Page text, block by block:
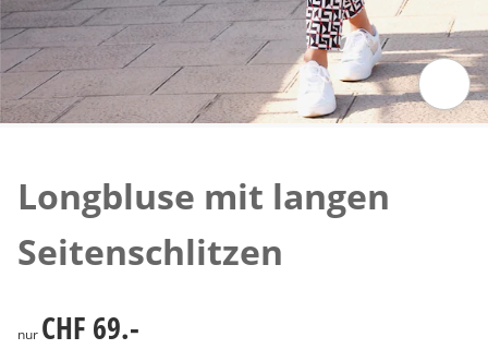
Longbluse mit langen
Seitenschlitzen
CHF 69.-
nur CHF 69.-